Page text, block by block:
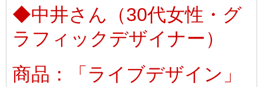
◆中井さん（30代女性・グ
ラフィックデザイナー）
商品：「ライブデザイン」